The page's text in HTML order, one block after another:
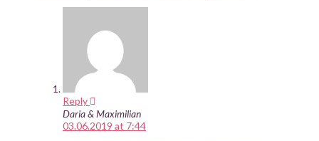
Reply
Daria & Maximilian
03.06.2019 at 7:44